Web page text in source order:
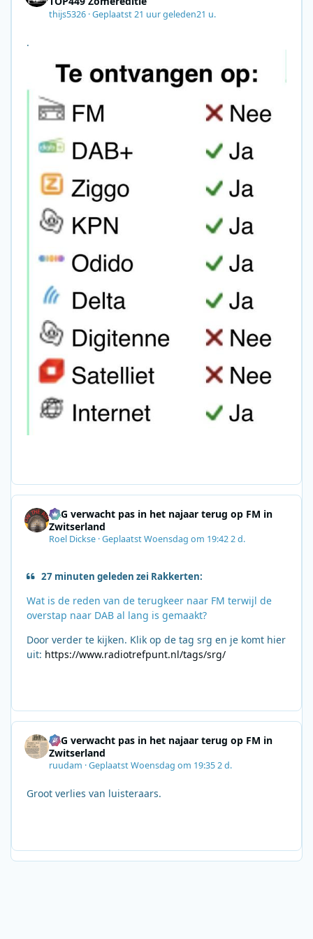
thijs5326 ·Geplaatst21 uur geleden21 u.
.
SRG verwacht pas in het najaar terug op FM in
Zwitserland
Roel Dickse ·GeplaatstWoensdag om 19:422 d.
27 minuten geleden zei Rakkerten:
Wat is de reden van de terugkeer naar FM terwijl de
overstap naar DAB al lang is gemaakt?
Door verder te kijken. Klik op de tag srg en je komt hier
uit: https://www.radiotrefpunt.nl/tags/srg/
SRG verwacht pas in het najaar terug op FM in
Zwitserland
ruudam ·GeplaatstWoensdag om 19:352 d.
Groot verlies van luisteraars.